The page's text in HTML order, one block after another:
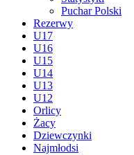
Puchar Polski
Rezerwy
U17
U16
U15
U14
U13
U12
Orlicy
Żacy
Dziewczynki
Najmłodsi